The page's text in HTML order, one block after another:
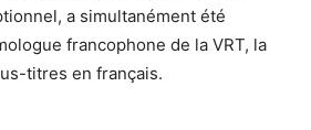
a simultanément été
francophone de la VRT, la
titres en français.